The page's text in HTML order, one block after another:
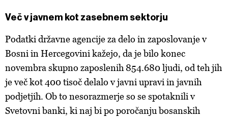
Več v javnem kot zasebnem sektorju
Podatki državne agencije za delo in zaposlovanje v
Bosni in Hercegovini kažejo, da je bilo konec
novembra skupno zaposlenih 854.680 ljudi, od teh jih
je več kot 400 tisoč delalo v javni upravi in javnih
podjetjih. Ob to nesorazmerje so se spotaknili v
Svetovni banki, ki naj bi po poročanju bosanskih